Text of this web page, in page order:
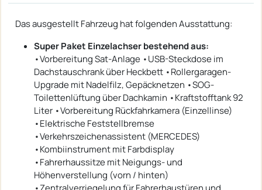
Das ausgestellt Fahrzeug hat folgenden Ausstattung:
Super Paket Einzelachser bestehend aus:
•Vorbereitung Sat-Anlage •USB-Steckdose im
Dachstauschrank über Heckbett •Rollergaragen-
Upgrade mit Nadelfilz, Gepäcknetzen •SOG-
Toilettenlüftung über Dachkamin •Kraftstofftank 92
Liter •Vorbereitung Rückfahrkamera (Einzellinse)
•Elektrische Feststellbremse
•Verkehrszeichenassistent (MERCEDES)
•Kombiinstrument mit Farbdisplay
•Fahrerhaussitze mit Neigungs- und
Höhenverstellung (vorn / hinten)